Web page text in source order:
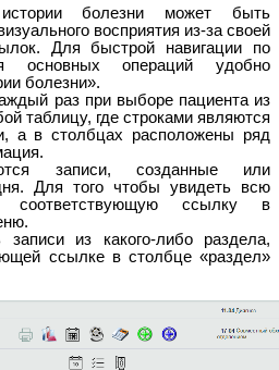
болезни может быть
восприятия из-за своей
Для быстрой навигации по
основных операций удобно
болезни».
раз при выборе пациента из
таблицу, где строками являются
а в столбцах расположены ряд
записи, созданные или
Для того чтобы увидеть всю
ссылку в
из какого-либо раздела,
ссылке в столбце «раздел»